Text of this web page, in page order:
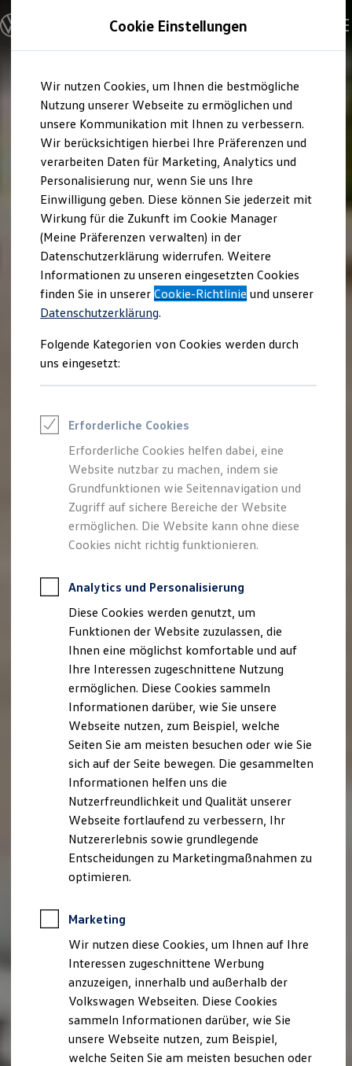
Hauptinhalt
springen
Footer
springen
Modelle & Konfigurator
Nutzfahrzeugkategorien entdecken
Modelle konfigurieren
Vorgängermodelle und Oldtimer
Vorgängermodelle
Oldtimer
Bulli Historie
Branchenlösungen & Gewerbekunden
Umbaulösungen und Hersteller finden
Auf- und Umbauten entdecken & konfigurieren
Groß- und Sonderkunden
Großkunden
Kommunen & Behörden
Journalisten
Sportvereine
Branchenlösungen
Bau & Handwerk
Gewerbliche Personenbeförderung
Service & mobile Werkstätten
Kurier, Logistik & Handel
Feuerwehr
Rettungsdienste
ONE Business ID Vorteile
Fahrzeugsuche & Marktplatz
Digitaler Marktplatz
Kauf & Finanzierung
Online-Fahrzeugbewertung
Aktionen & Angebote
E-Auto-Förderung
Für Privatkunden
Für Gewerbekunden
Profi Paket
TopDeal
Zertifizierte Gebrauchtwagen
Für Privatkunden
Für Gewerbekunden
Leasing
Für Privatkunden
Für Gewerbekunden
Versicherungen & Garantien
Garantien
Kfz-Versicherung für Nutzfahrzeuge
Restschuldversicherung
Wartungsverträge
Besitzer & Service
Reparatur & Service
Sommer-Special
Reparatur, Pflege & Inspektion
Servicetermin anfragen
Service-Vorteile bei Volkswagen Nutzfahrzeuge
ServicePlus
Economy Service
Räder & Reifen Service
Ersatzfahrzeuge
Software, Konnektivität & Apps
California App
VW Connect für Ihren ID. Buzz
VW Connect für Ihren Transporter/Caravelle
VW Connect für Ihren Amarok
VW Connect für andere Modelle
Connect Pro
Fleet Interface Data
Multistop Pathfinder
Übersicht Software Updates
Hilfreiches für Besitzer
Cookie Einstellungen
Wir nutzen Cookies, um Ihnen die bestmögliche
Nutzung unserer Webseite zu ermöglichen und
unsere Kommunikation mit Ihnen zu verbessern.
Wir berücksichtigen hierbei Ihre Präferenzen und
verarbeiten Daten für Marketing, Analytics und
Personalisierung nur, wenn Sie uns Ihre
Einwilligung geben. Diese können Sie jederzeit mit
Wirkung für die Zukunft im Cookie Manager
(Meine Präferenzen verwalten) in der
Datenschutzerklärung widerrufen. Weitere
Informationen zu unseren eingesetzten Cookies
finden Sie in unsererCookie-Richtlinie und unserer
Datenschutzerklärung.
Folgende Kategorien von Cookies werden durch
uns eingesetzt:
Erforderliche Cookies
Erforderliche Cookies helfen dabei, eine
Website nutzbar zu machen, indem sie
Grundfunktionen wie Seitennavigation und
Zugriff auf sichere Bereiche der Website
ermöglichen. Die Website kann ohne diese
Cookies nicht richtig funktionieren.
Analytics und Personalisierung
Diese Cookies werden genutzt, um
Funktionen der Website zuzulassen, die
Ihnen eine möglichst komfortable und auf
Ihre Interessen zugeschnittene Nutzung
ermöglichen. Diese Cookies sammeln
Informationen darüber, wie Sie unsere
Webseite nutzen, zum Beispiel, welche
Seiten Sie am meisten besuchen oder wie Sie
sich auf der Seite bewegen. Die gesammelten
Informationen helfen uns die
Nutzerfreundlichkeit und Qualität unserer
Webseite fortlaufend zu verbessern, Ihr
Nutzererlebnis sowie grundlegende
Entscheidungen zu Marketingmaßnahmen zu
optimieren.
Marketing
Wir nutzen diese Cookies, um Ihnen auf Ihre
Interessen zugeschnittene Werbung
anzuzeigen, innerhalb und außerhalb der
Volkswagen Webseiten. Diese Cookies
sammeln Informationen darüber, wie Sie
unsere Webseite nutzen, zum Beispiel,
welche Seiten Sie am meisten besuchen oder